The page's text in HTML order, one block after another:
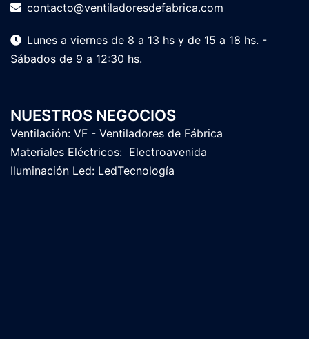
contacto@ventiladoresdefabrica.com
Lunes a viernes de 8 a 13 hs y de 15 a 18 hs. -
Sábados de 9 a 12:30 hs.
NUESTROS NEGOCIOS
Ventilación: VF - Ventiladores de Fábrica
Materiales Eléctricos: Electroavenida
Iluminación Led: LedTecnología